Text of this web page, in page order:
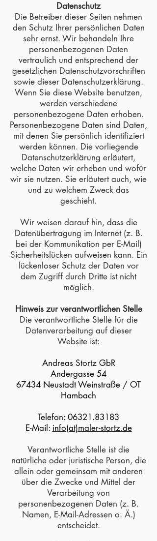
Datenschutz
Die Betreiber dieser Seiten nehmen
den Schutz Ihrer persönlichen Daten
sehr ernst. Wir behandeln Ihre
personenbezogenen Daten
vertraulich und entsprechend der
gesetzlichen Datenschutzvorschriften
sowie dieser Datenschutzerklärung.
Wenn Sie diese Website benutzen,
werden verschiedene
personenbezogene Daten erhoben.
Personenbezogene Daten sind Daten,
mit denen Sie persönlich identifiziert
werden können. Die vorliegende
Datenschutzerklärung erläutert,
welche Daten wir erheben und wofür
wir sie nutzen. Sie erläutert auch, wie
und zu welchem Zweck das
geschieht.
Wir weisen darauf hin, dass die
Datenübertragung im Internet (z. B.
bei der Kommunikation per E-Mail)
Sicherheitslücken aufweisen kann. Ein
lückenloser Schutz der Daten vor
dem Zugriff durch Dritte ist nicht
möglich.
Hinweis zur verantwortlichen Stelle
Die verantwortliche Stelle für die
Datenverarbeitung auf dieser
Website ist:
Andreas Stortz GbR
Andergasse 54
67434 Neustadt Weinstraße / OT
Hambach
Telefon: 06321.83183
E-Mail: info(at)maler-stortz.de
Verantwortliche Stelle ist die
natürliche oder juristische Person, die
allein oder gemeinsam mit anderen
über die Zwecke und Mittel der
Verarbeitung von
personenbezogenen Daten (z. B.
Namen, E-Mail-Adressen o. Ä.)
entscheidet.